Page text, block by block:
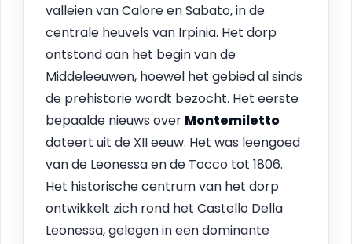
valleien van Calore en Sabato, in de
centrale heuvels van Irpinia. Het dorp
ontstond aan het begin van de
Middeleeuwen, hoewel het gebied al sinds
de prehistorie wordt bezocht. Het eerste
bepaalde nieuws over Montemiletto
dateert uit de XII eeuw. Het was leengoed
van de Leonessa en de Tocco tot 1806.
Het historische centrum van het dorp
ontwikkelt zich rond het Castello Della
Leonessa, gelegen in een dominante